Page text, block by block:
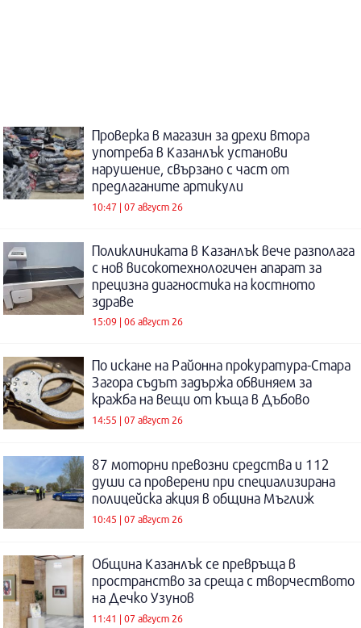
Проверка в магазин за дрехи втора
употреба в Казанлък установи
нарушение, свързано с част от
предлаганите артикули
10:47 | 07 август 26
Поликлиниката в Казанлък вече разполага
с нов високотехнологичен апарат за
прецизна диагностика на костното
здраве
15:09 | 06 август 26
По искане на Районна прокуратура-Стара
Загора съдът задържа обвиняем за
кражба на вещи от къща в Дъбово
14:55 | 07 август 26
87 моторни превозни средства и 112
души са проверени при специализирана
полицейска акция в община Мъглиж
10:45 | 07 август 26
Община Казанлък се превръща в
пространство за среща с творчеството
на Дечко Узунов
11:41 | 07 август 26